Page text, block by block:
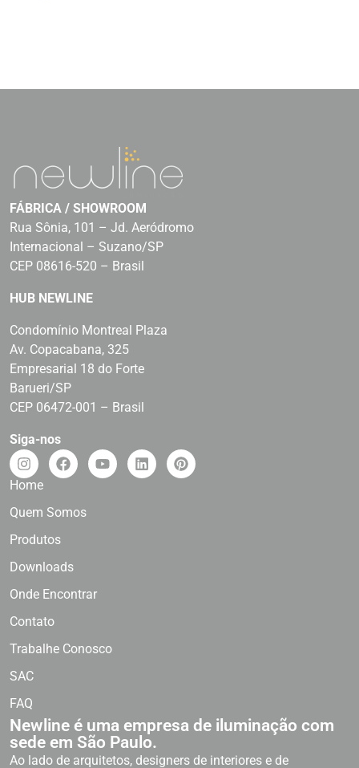
FÁBRICA / SHOWROOM
Rua Sônia, 101 – Jd. Aeródromo
Internacional – Suzano/SP
CEP 08616-520 – Brasil
HUB NEWLINE
Condomínio Montreal Plaza
Av. Copacabana, 325
Empresarial 18 do Forte
Barueri/SP
CEP 06472-001 – Brasil
Siga-nos
Home
Quem Somos
Produtos
Downloads
Onde Encontrar
Contato
Trabalhe Conosco
SAC
FAQ
Newline é uma empresa de iluminação com
sede em São Paulo.
Ao lado de arquitetos, designers de interiores e de